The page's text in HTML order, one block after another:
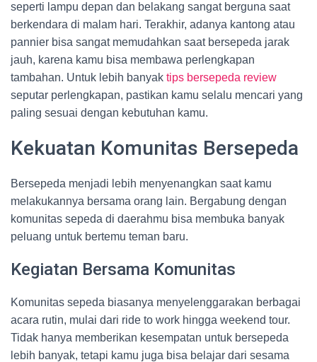
seperti lampu depan dan belakang sangat berguna saat
berkendara di malam hari. Terakhir, adanya kantong atau
pannier bisa sangat memudahkan saat bersepeda jarak
jauh, karena kamu bisa membawa perlengkapan
tambahan. Untuk lebih banyak tips bersepeda review
seputar perlengkapan, pastikan kamu selalu mencari yang
paling sesuai dengan kebutuhan kamu.
Kekuatan Komunitas Bersepeda
Bersepeda menjadi lebih menyenangkan saat kamu
melakukannya bersama orang lain. Bergabung dengan
komunitas sepeda di daerahmu bisa membuka banyak
peluang untuk bertemu teman baru.
Kegiatan Bersama Komunitas
Komunitas sepeda biasanya menyelenggarakan berbagai
acara rutin, mulai dari ride to work hingga weekend tour.
Tidak hanya memberikan kesempatan untuk bersepeda
lebih banyak, tetapi kamu juga bisa belajar dari sesama